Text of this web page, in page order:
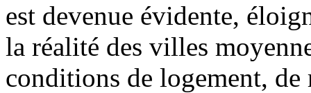
est devenue évidente,
la réalité des villes
conditions de logement,